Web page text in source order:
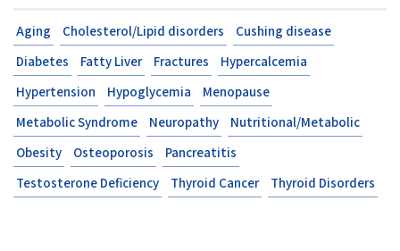
Aging Cholesterol/Lipid disorders
Cushing disease
Diabetes
Fatty Liver Fractures
Hypercalcemia
Hypertension
Hypoglycemia
Menopause
Metabolic Syndrome
Neuropathy
Nutritional/Metabolic
Obesity
Osteoporosis
Pancreatitis
Testosterone Deficiency
Thyroid Cancer Thyroid Disorders